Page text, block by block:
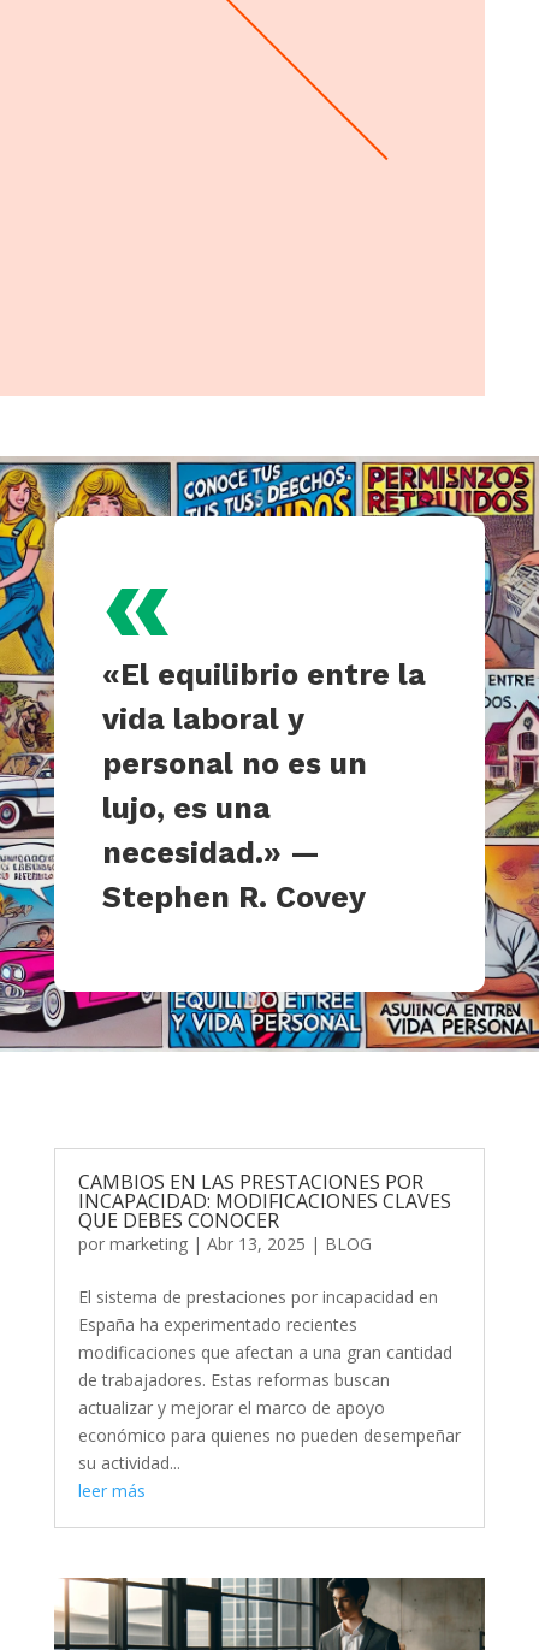
«
«El equilibrio entre la
vida laboral y
personal no es un
lujo, es una
necesidad.» —
Stephen R. Covey
CAMBIOS EN LAS PRESTACIONES POR
INCAPACIDAD: MODIFICACIONES CLAVES
QUE DEBES CONOCER
por marketing| Abr 13, 2025 | BLOG
El sistema de prestaciones por incapacidad en
España ha experimentado recientes
modificaciones que afectan a una gran cantidad
de trabajadores. Estas reformas buscan
actualizar y mejorar el marco de apoyo
económico para quienes no pueden desempeñar
su actividad...
leer más